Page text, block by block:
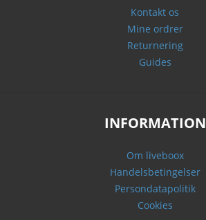
Kontakt os
Mine ordrer
Returnering
Guides
INFORMATION
Om liveboox
Handelsbetingelser
Persondatapolitik
Cookies